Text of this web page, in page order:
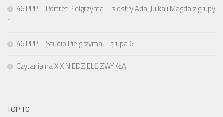
46 PPP – Portret Pielgrzyma – siostry Ada, Julka i Magda z grupy
1
46 PPP – Studio Pielgrzyma – grupa 6
Czytania na XIX NIEDZIELĘ ZWYKŁĄ
TOP 10